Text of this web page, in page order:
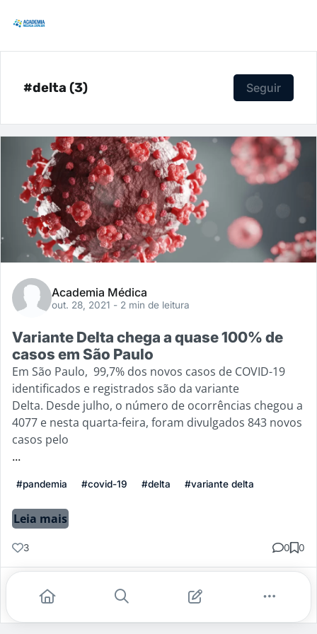
#delta (3) Seguir
Academia Médica
out. 28, 2021 - 2 min de leitura
Variante Delta chega a quase 100% de
casos em São Paulo
Em São Paulo, 99,7% dos novos casos de COVID-19
identificados e registrados são da variante
Delta. Desde julho, o número de ocorrências chegou a
4077 e nesta quarta-feira, foram divulgados 843 novos
casos pelo
...
#pandemia #covid-19 #delta #variante delta
Leia mais
3 0 0
Gostei Comentar Salvar